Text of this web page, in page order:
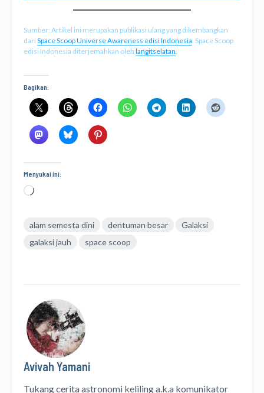
Sumber: Artikel ini merupakan publikasi ulang yang dikembangkan
dari Space Scoop Universe Awareness edisi Indonesia . Space Scoop
edisi Indonesia diterjemahkan oleh langitselatan
Bagikan:
Menyukai ini:
Memuat...
alam semesta dini dentuman besar
Galaksi
galaksi jauh
space scoop
Avivah Yamani
Tukang cerita astronomi kelilinga.k.a komunikator